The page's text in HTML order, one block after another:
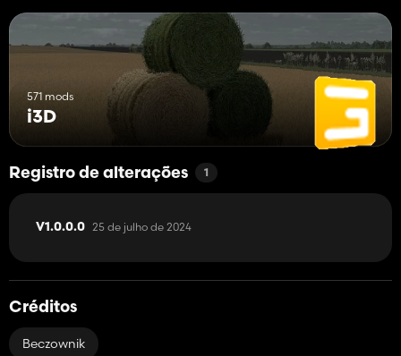
571 mods
i3D
Registro de alterações 1
V1.0.0.0 25 de julho de 2024
Créditos
Beczownik